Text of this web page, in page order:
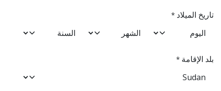
تاريخ الميلاد *
بلد الإقامة *